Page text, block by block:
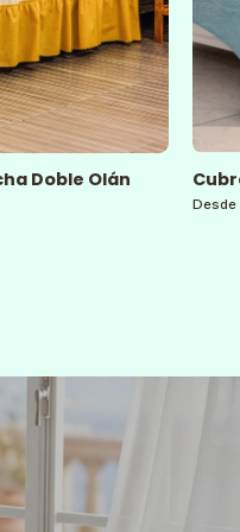
Doble Olán
Desde